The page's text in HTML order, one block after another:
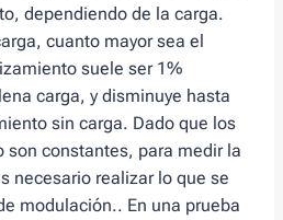
dependiendo de la carga.
cuanto mayor sea el
suele ser 1%
carga, y disminuye hasta
sin carga. Dado que los
son constantes, para medir la
necesario realizar lo que se
modulación.. En una prueba